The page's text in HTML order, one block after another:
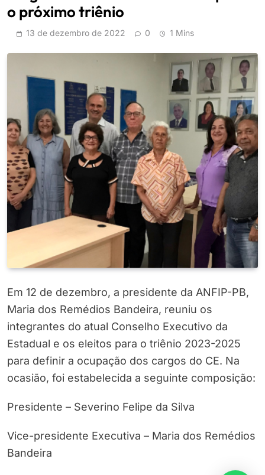
o próximo triênio
13 de dezembro de 2022 0 1 Mins
Em 12 de dezembro, a presidente da ANFIP-PB,
Maria dos Remédios Bandeira, reuniu os
integrantes do atual Conselho Executivo da
Estadual e os eleitos para o triênio 2023-2025
para definir a ocupação dos cargos do CE. Na
ocasião, foi estabelecida a seguinte composição:
Presidente – Severino Felipe da Silva
Vice-presidente Executiva – Maria dos Remédios
Bandeira